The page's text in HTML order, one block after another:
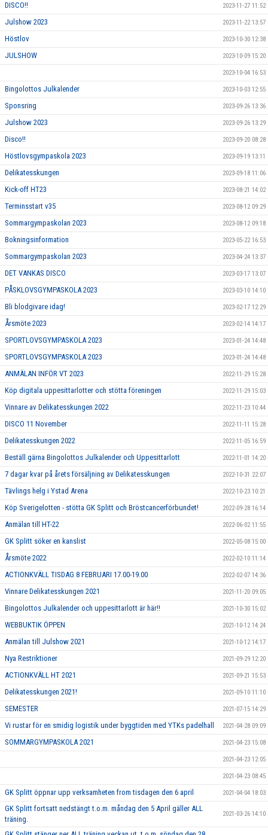
DISCO!! 2023-11-27 11:52
Julshow 2023 2023-11-22 13:57
Höstlov 2023-10-30 12:38
JULSHOW 2023-10-09 15:20
2023-10-04 16:53
Bingolottos Julkalender 2023-10-03 12:55
Sponsring 2023-09-26 13:36
Julshow 2023 2023-09-26 13:29
Disco!! 2023-09-20 08:28
Höstlovsgympaskola 2023 2023-09-19 13:11
Delikatesskungen 2023-09-18 11:06
Kick-off HT23 2023-08-21 14:02
Terminsstart v35 2023-08-12 09:29
Sommargympaskolan 2023 2023-08-12 09:18
Bokningsinformation 2023-05-22 16:53
Sommargympaskolan 2023 2023-04-24 13:37
DET VANKAS DISCO 2023-03-17 13:07
PÅSKLOVSGYMPASKOLA 2023 2023-03-10 14:10
Bli blodgivare idag! 2023-02-17 12:29
Årsmöte 2023 2023-02-14 14:17
SPORTLOVSGYMPASKOLA 2023 2023-01-24 14:48
SPORTLOVSGYMPASKOLA 2023 2023-01-24 14:48
ANMÄLAN INFÖR VT 2023 2022-11-29 15:28
Köp digitala uppesittarlotter och stötta föreningen 2022-11-29 15:03
Vinnare av Delikatesskungen 2022 2022-11-23 10:44
DISCO 11 November 2022-11-11 15:28
Delikatesskungen 2022 2022-11-05 16:59
Beställ gärna Bingolottos Julkalender och Uppesittarlott 2022-11-01 14:20
7 dagar kvar på årets försäljning av Delikatesskungen 2022-10-31 22:07
Tävlings helg i Ystad Arena 2022-10-23 10:21
Köp Sverigelotten - stötta GK Splitt och Bröstcancerförbundet! 2022-09-28 16:14
Anmälan till HT-22 2022-06-02 11:55
GK Splitt söker en kanslist 2022-05-08 15:00
Årsmöte 2022 2022-02-10 11:14
ACTIONKVÄLL TISDAG 8 FEBRUARI 17.00-19.00 2022-02-07 14:36
Vinnare Delikatesskungen 2021 2021-11-20 09:05
Bingolottos Julkalender och uppesittarlott är här!! 2021-10-30 15:02
WEBBUKTIK ÖPPEN 2021-10-12 14:24
Anmälan till Julshow 2021 2021-10-12 14:17
Nya Restriktioner 2021-09-29 12:20
ACTIONKVÄLL HT 2021 2021-09-21 15:53
Delikatesskungen 2021! 2021-09-10 11:10
SEMESTER 2021-07-15 14:29
Vi rustar för en smidig logistik under byggtiden med YTKs padelhall 2021-04-28 09:09
SOMMARGYMPASKOLA 2021 2021-04-23 15:08
2021-04-23 12:05
2021-04-23 08:45
GK Splitt öppnar upp verksamheten from tisdagen den 6 april 2021-04-04 18:03
GK Splitt fortsatt nedstängt t.o.m. måndag den 5 April gäller ALL
träning.
2021-03-26 14:10